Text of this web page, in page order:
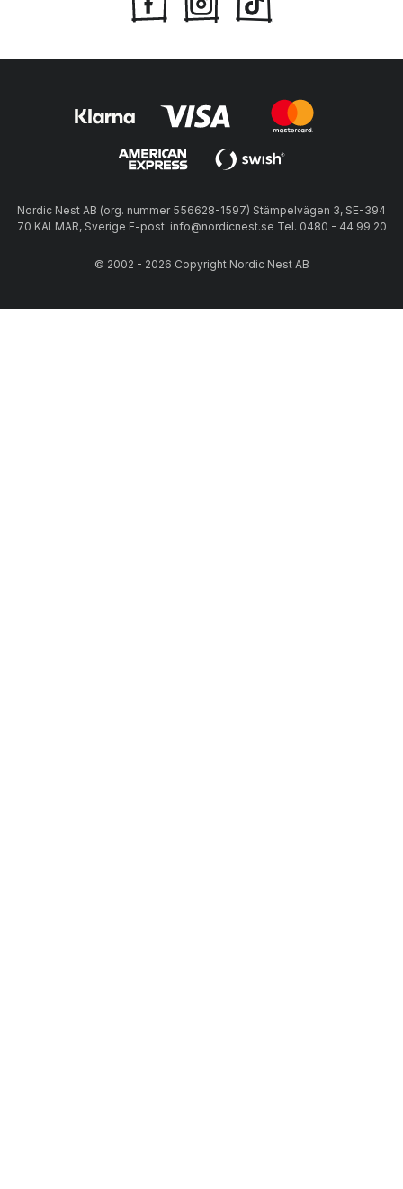
Nordic Nest AB (org. nummer 556628-1597) Stämpelvägen 3, SE-394
70 KALMAR, Sverige E-post: info@nordicnest.se Tel. 0480 - 44 99 20
© 2002 - 2026 Copyright Nordic Nest AB